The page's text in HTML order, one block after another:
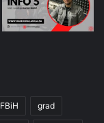
FBiH grad